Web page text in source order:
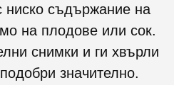
ниско съдържание на
на плодове или сок.
снимки и ги хвърли
значително.